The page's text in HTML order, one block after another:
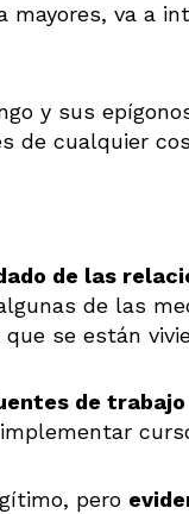
va a
y sus
de cualquier
de las
de las
se están
de trabajo
pero